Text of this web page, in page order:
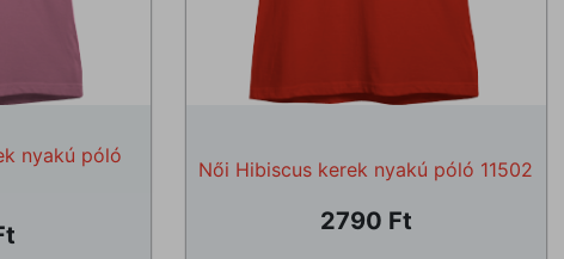
nyakú póló
Női Hibiscus kerek nyakú póló 11502
2790